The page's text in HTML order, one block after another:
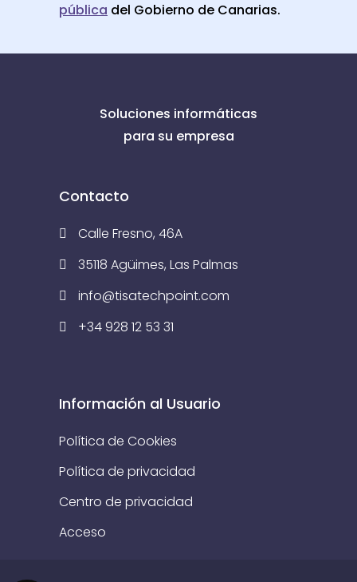
pública del Gobierno de Canarias.
Soluciones informáticas
para su empresa
Contacto
Calle Fresno, 46A
35118 Agüimes, Las Palmas
info@tisatechpoint.com
+34 928 12 53 31
Información al Usuario
Política de Cookies
Política de privacidad
Centro de privacidad
Acceso